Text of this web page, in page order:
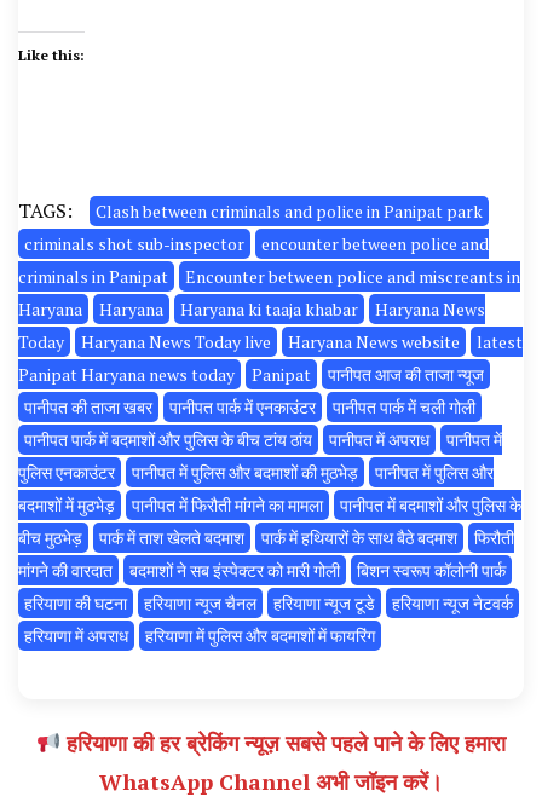
Like this:
TAGS:
Clash between criminals and police in Panipat park
criminals shot sub-inspector
encounter between police and
criminals in Panipat
Encounter between police and miscreants in
Haryana
Haryana Haryana ki taaja khabar
Haryana News
Today
Haryana News Today live Haryana News website
latest
Panipat Haryana news today
Panipat
पानीपत आज की ताजा न्यूज
पानीपत की ताजा खबर
पानीपत पार्क में एनकाउंटर
पानीपत पार्क में चली गोली
पानीपत पार्क में बदमाशों और पुलिस के बीच टांय ठांय
पानीपत में अपराध
पानीपत में
पुलिस एनकाउंटर
पानीपत में पुलिस और बदमाशों की मुठभेड़
पानीपत में पुलिस और
बदमाशों में मुठभेड़
पानीपत में फिरौती मांगने का मामला
पानीपत में बदमाशों और पुलिस के
बीच मुठभेड़
पार्क में ताश खेलते बदमाश पार्क में हथियारों के साथ बैठे बदमाश
फिरौती
मांगने की वारदात
बदमाशों ने सब इंस्पेक्टर को मारी गोली
बिशन स्वरूप कॉलोनी पार्क
हरियाणा की घटना
हरियाणा न्यूज चैनल हरियाणा न्यूज टूडे
हरियाणा न्यूज नेटवर्क
हरियाणा में अपराध
हरियाणा में पुलिस और बदमाशों में फायरिंग
हरियाणा की हर ब्रेकिंग न्यूज़ सबसे पहले पाने के लिए हमारा
WhatsApp Channel अभी जॉइन करें।